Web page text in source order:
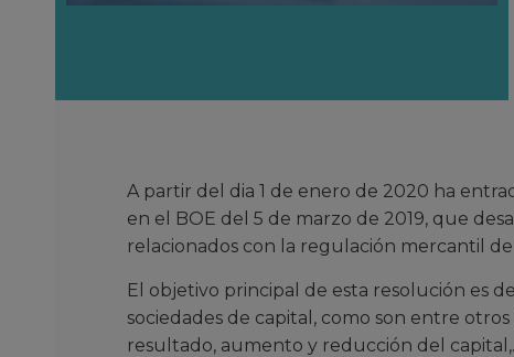
A partir del dia 1 de enero de 2020 ha
en el BOE del 5 de marzo de 2019, que
relacionados con la regulación mercantil de
El objetivo principal de esta resolución es
sociedades de capital, como son entre
resultado, aumento y reducción del